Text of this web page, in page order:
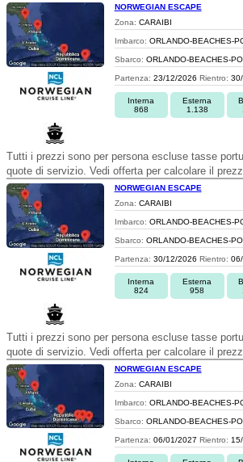
NORWEGIAN ESCAPE
Zona: CARAIBI
Imbarco: ORLANDO-BEACHES-
Sbarco: ORLANDO-BEACHES-
Partenza: 23/12/2026 Rientro:
Interna
868
Esterna
1.138
Tutti i prezzi sono per persona escluse tasse
quote di servizio. Vedi offerta per calcolare il
NORWEGIAN ESCAPE
Zona: CARAIBI
Imbarco: ORLANDO-BEACHES-
Sbarco: ORLANDO-BEACHES-
Partenza: 30/12/2026 Rientro:
Interna
824
Esterna
958
Tutti i prezzi sono per persona escluse tasse
quote di servizio. Vedi offerta per calcolare il
NORWEGIAN ESCAPE
Zona: CARAIBI
Imbarco: ORLANDO-BEACHES-
Sbarco: ORLANDO-BEACHES-
Partenza: 06/01/2027 Rientro: